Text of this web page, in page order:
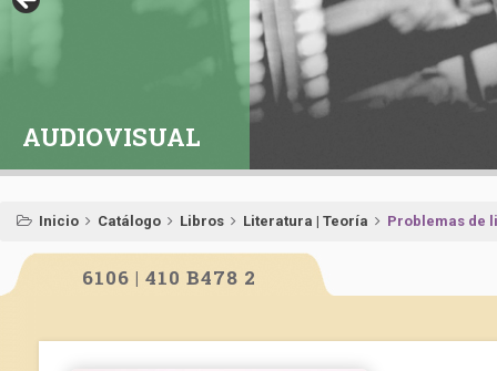
AUDIOVISUAL
Inicio Catálogo Libros Literatura | Teoría Problemas de
6106 | 410 B478 2